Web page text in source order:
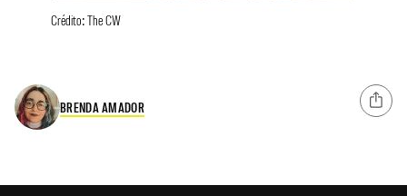
Crédito: The CW
BRENDA AMADOR